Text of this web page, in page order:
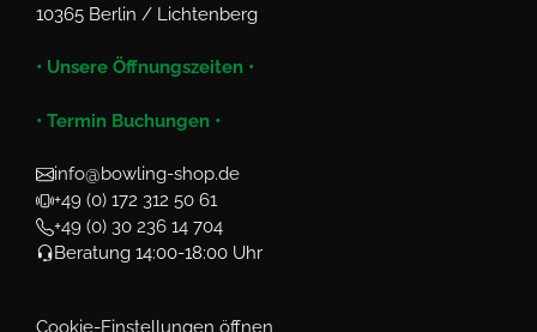
10365 Berlin / Lichtenberg
• Unsere Öffnungszeiten •
• Termin Buchungen •
info@bowling-shop.de
+49 (0) 172 312 50 61
+49 (0) 30 236 14 704
Beratung 14:00-18:00 Uhr
Cookie-Einstellungen öffnen